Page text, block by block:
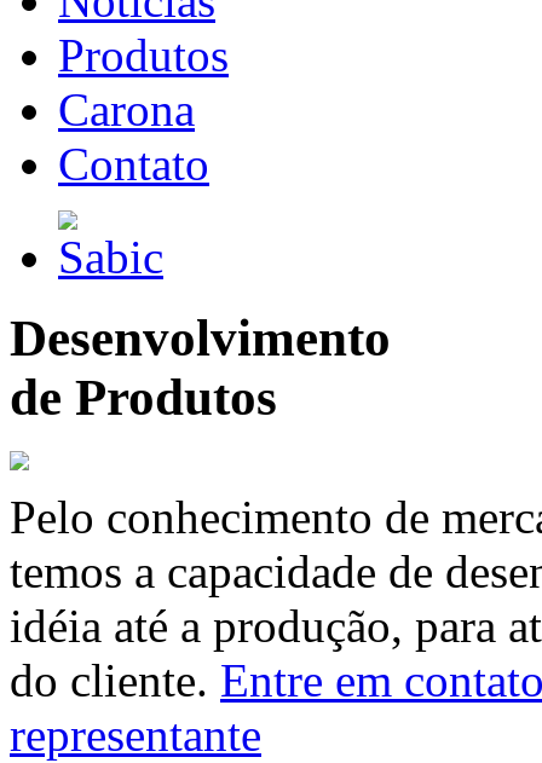
Produtos
Carona
Contato
Desenvolvimento
de Produtos
Pelo conhecimento de
temos a capacidade de
idéia até a produção, para
do cliente. Entre em
representante